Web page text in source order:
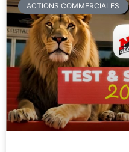
ACTIONS COMMERCIALES